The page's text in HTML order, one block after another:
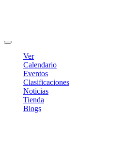
Ver
Calendario
Eventos
Clasificaciones
Noticias
Tienda
Blogs